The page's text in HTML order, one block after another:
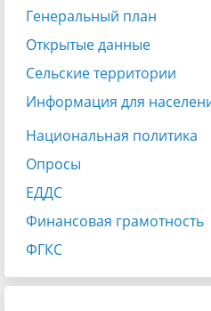
Генеральный план
Открытые данные
Сельские территории
Информация для
Национальная политика
Опросы
ЕДДС
Финансовая грамотность
ФГКС